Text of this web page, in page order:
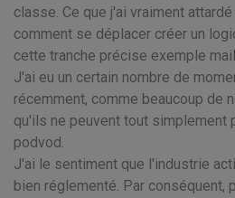
classe. Ce que j'ai vraiment
comment se déplacer créer un
cette tranche précise exemple
J'ai eu un certain nombre de
récemment, comme beaucoup de
qu'ils ne peuvent tout simplement
podvod.
J'ai le sentiment que l'industrie
bien réglementé. Par conséquent,